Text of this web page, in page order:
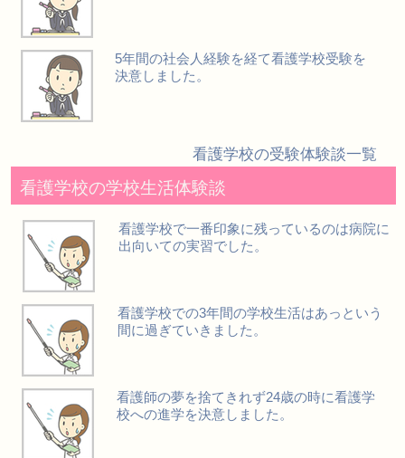
5年間の社会人経験を経て看護学校受験を
決意しました。
看護学校の受験体験談一覧
看護学校の学校生活体験談
看護学校で一番印象に残っているのは病院に
出向いての実習でした。
看護学校での3年間の学校生活はあっという
間に過ぎていきました。
看護師の夢を捨てきれず24歳の時に看護学
校への進学を決意しました。